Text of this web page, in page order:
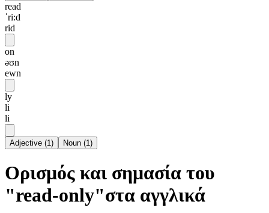
read
ˈri:d
rid
on
əʊn
ewn
ly
li
li
Adjective (1) Noun (1)
Ορισμός και σημασία του
"read-only"στα αγγλικά